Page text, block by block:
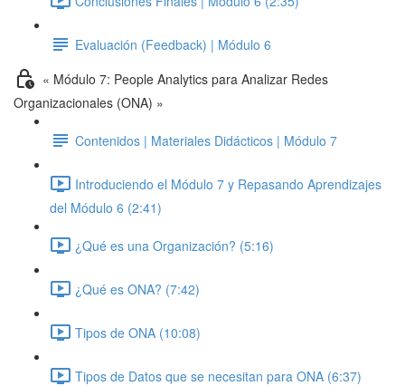
Evaluación (Feedback) | Módulo 6
« Módulo 7: People Analytics para Analizar Redes
Organizacionales (ONA) »
Contenidos | Materiales Didácticos | Módulo 7
Introduciendo el Módulo 7 y Repasando Aprendizajes
del Módulo 6 (2:41)
¿Qué es una Organización? (5:16)
¿Qué es ONA? (7:42)
Tipos de ONA (10:08)
Tipos de Datos que se necesitan para ONA (6:37)